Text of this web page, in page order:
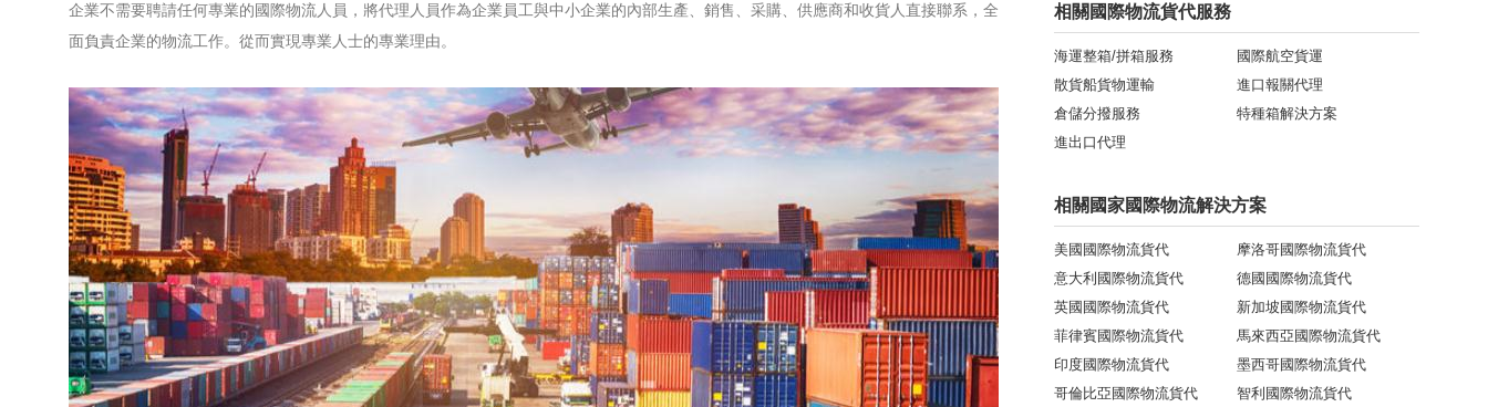
企業不需要聘請任何專業的國際物流人員，將代理人員作為企業員工與中小企業的內部生產、銷售、采購、供應商和收貨人直接聯系，全
面負責企業的物流工作。從而實現專業人士的專業理由。
相關國際物流貨代服務
海運整箱/拼箱服務
國際航空貨運
散貨船貨物運輸
進口報關代理
倉儲分撥服務
特種箱解決方案
進出口代理
相關國家國際物流解決方案
美國國際物流貨代
摩洛哥國際物流貨代
意大利國際物流貨代
德國國際物流貨代
英國國際物流貨代
新加坡國際物流貨代
菲律賓國際物流貨代
馬來西亞國際物流貨代
印度國際物流貨代
墨西哥國際物流貨代
哥倫比亞國際物流貨代
智利國際物流貨代